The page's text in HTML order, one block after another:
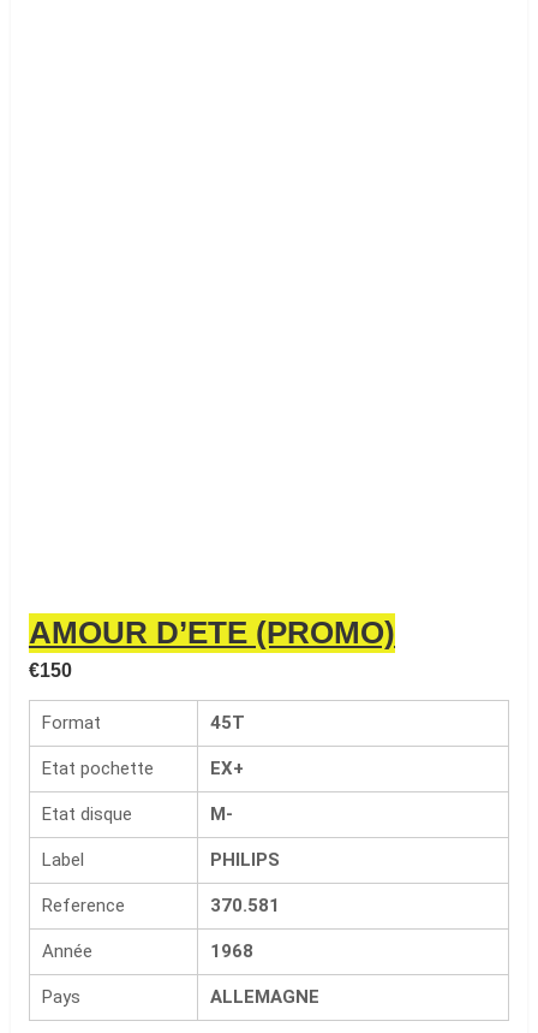
AMOUR D’ETE (PROMO)
€150
Format 45T
Etat pochette EX+
Etat disque M-
Label PHILIPS
Reference 370.581
Année 1968
Pays ALLEMAGNE